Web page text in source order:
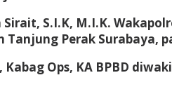
S.I.K, M.I.K.
Perak Surabaya,
Ops, KA BPBD